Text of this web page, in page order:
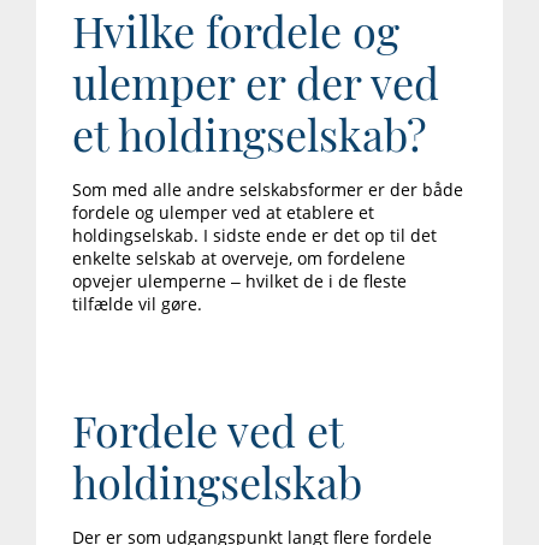
Hvilke fordele og
ulemper er der ved
et holdingselskab?
Som med alle andre selskabsformer er der både
fordele og ulemper ved at etablere et
holdingselskab. I sidste ende er det op til det
enkelte selskab at overveje, om fordelene
opvejer ulemperne – hvilket de i de fleste
tilfælde vil gøre.
Fordele ved et
holdingselskab
Der er som udgangspunkt langt flere fordele